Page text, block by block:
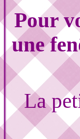
Pour
une
La